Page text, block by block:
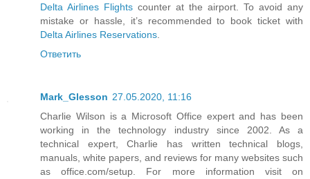
Delta Airlines Flights counter at the airport. To avoid any
mistake or hassle, it’s recommended to book ticket with
Delta Airlines Reservations
Ответить
Mark_Glesson 27.05.2020, 11:16
Charlie Wilson is a Microsoft Office expert and has been
working in the technology industry since 2002. As a
technical expert, Charlie has written technical blogs,
manuals, white papers, and reviews for many websites such
as office.com/setup. For more information visit on